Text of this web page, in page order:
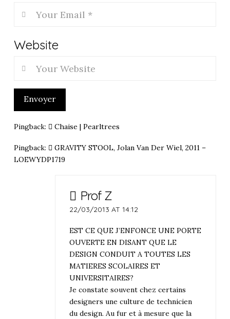
Website
Envoyer
Pingback: Chaise | Pearltrees
Pingback:
GRAVITY STOOL, Jolan Van Der Wiel, 2011 –
LOEWYDP1719
Prof Z
22/03/2013 AT 14:12
EST CE QUE J’ENFONCE UNE PORTE
OUVERTE EN DISANT QUE LE
DESIGN CONDUIT A TOUTES LES
MATIERES SCOLAIRES ET
UNIVERSITAIRES?
Je constate souvent chez certains
designers une culture de technicien
du design. Au fur et à mesure que la